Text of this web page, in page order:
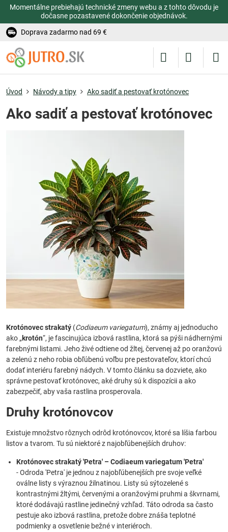
Momentálne prebiehajú technické zmeny webu a z tohto dôvodu je
dočasne pozastavené dokončenie objednávok.
Doprava zadarmo nad 69 €
Úvod Návody a tipy Ako sadiť a pestovať krotónovec
Ako sadiť a pestovať krotónovec
Krotónovec strakatý (Codiaeum variegatum), známy aj jednoducho
ako „krotón“, je fascinujúca izbová rastlina, ktorá sa pýši nádhernými
farebnými listami. Jeho živé odtiene od žltej, červenej až po oranžovú
a zelenú z neho robia obľúbenú voľbu pre pestovateľov, ktorí chcú
dodať interiéru farebný nádych. V tomto článku sa dozviete, ako
správne pestovať krotónovec, aké druhy sú k dispozícii a ako
zabezpečiť, aby vaša rastlina prosperovala.
Druhy krotónovcov
Existuje množstvo rôznych odrôd krotónovcov, ktoré sa líšia farbou
listov a tvarom. Tu sú niektoré z najobľúbenejších druhov:
Krotónovec strakatý 'Petra' – Codiaeum variegatum 'Petra'
- Odroda 'Petra' je jednou z najobľúbenejších pre svoje veľké
oválne listy s výraznou žilnatinou. Listy sú sýtozelené s
kontrastnými žltými, červenými a oranžovými pruhmi a škvrnami,
ktoré dodávajú rastline jedinečný vzhľad. Táto odroda sa často
pestuje ako izbová rastlina, pretože dobre znáša teplotné
podmienky a osvetlenie bežné v interiéroch.